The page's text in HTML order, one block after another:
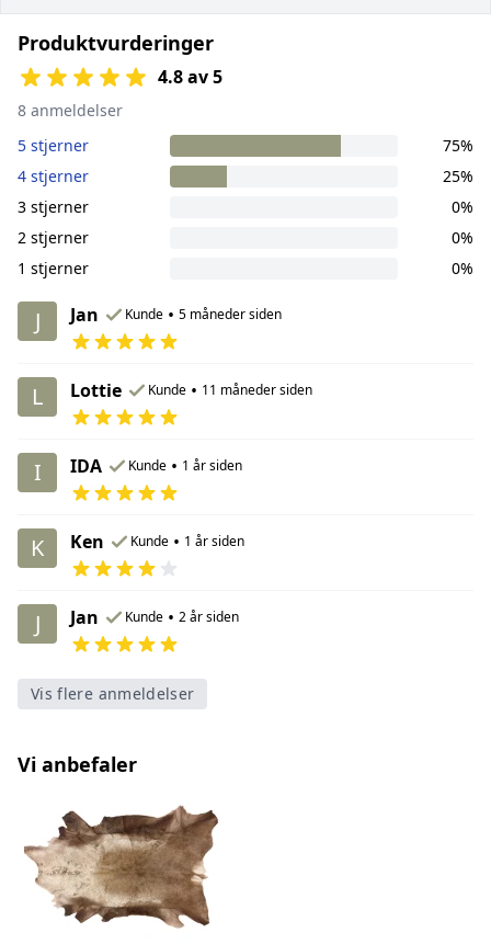
Produktvurderinger
4.8 av 5
8 anmeldelser
5 stjerner
75%
4 stjerner
25%
3 stjerner
0%
2 stjerner
0%
1 stjerner
0%
J Jan Kunde • 5 måneder siden
L Lottie Kunde • 11 måneder siden
I IDA Kunde • 1 år siden
K Ken Kunde • 1 år siden
J Jan Kunde • 2 år siden
Vis flere anmeldelser
Vi anbefaler